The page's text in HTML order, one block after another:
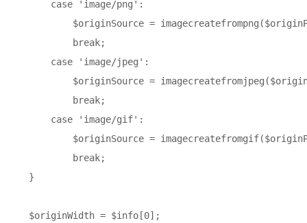
        case 'image/png':
$originSource =
            break;
        case 'image/jpeg':
$originSource =
            break;
        case 'image/gif':
$originSource =
            break;
    }
    $originWidth = $info[0];